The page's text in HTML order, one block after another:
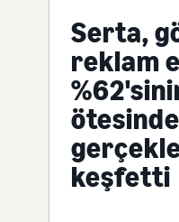
Serta,
reklam
ötesinde
keşfetti